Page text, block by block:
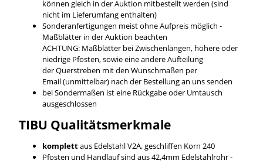
können gleich in der Auktion mitbestellt werden (sind
nicht im Lieferumfang enthalten)
Sonderanfertigungen meist ohne Aufpreis möglich -
Maßblätter in der Auktion beachten
ACHTUNG: Maßblätter bei Zwischenlängen, höhere oder
niedrige Pfosten, sowie eine andere Aufteilung
der Querstreben mit den Wunschmaßen per
Email (unmittelbar) nach der Bestellung an uns senden
bei Sondermaßen ist eine Rückgabe oder Umtausch
ausgeschlossen
TIBU Qualitätsmerkmale
komplettaus Edelstahl V2A, geschliffen Korn 240
Pfosten und Handlauf sind aus 42,4mm Edelstahlrohr -